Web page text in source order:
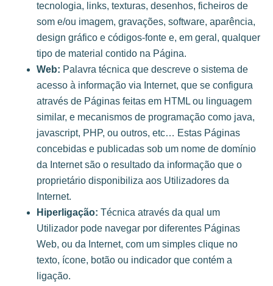
tecnologia, links, texturas, desenhos, ficheiros de
som e/ou imagem, gravações, software, aparência,
design gráfico e códigos-fonte e, em geral, qualquer
tipo de material contido na Página.
Web: Palavra técnica que descreve o sistema de
acesso à informação via Internet, que se configura
através de Páginas feitas em HTML ou linguagem
similar, e mecanismos de programação como java,
javascript, PHP, ou outros, etc… Estas Páginas
concebidas e publicadas sob um nome de domínio
da Internet são o resultado da informação que o
proprietário disponibiliza aos Utilizadores da
Internet.
Hiperligação: Técnica através da qual um
Utilizador pode navegar por diferentes Páginas
Web, ou da Internet, com um simples clique no
texto, ícone, botão ou indicador que contém a
ligação.